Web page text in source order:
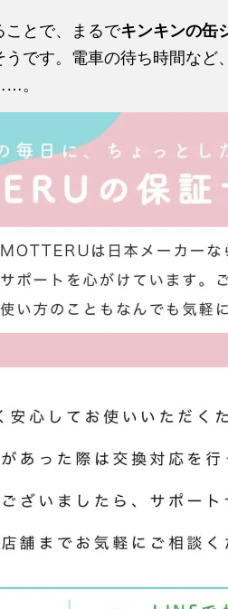
ことで、まるでキンキンの缶
うです。電車の待ち時間など
。